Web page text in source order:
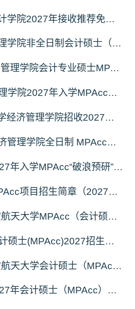
上海财经大学会计学院2027年接收推荐免试研究生（含直博生）预报名的通知
西安交通大学管理学院非全日制会计硕士（MPAcc）2027年报考指南
2027年中山大学管理学院会计专业硕士MPAcc(资本市场方向）招生开启！
西安交通大学管理学院2027年入学MPAcc项目“卓越计划”申请指南
北京航空航天大学经济管理学院招收2027年非全日制会计专业硕士（MPAcc）校园开放日活动
南京理工大学经济管理学院全日制 MPAcc停招及会计学初试科目调整通知
上海海事大学2027年入学MPAcc“破浪预研”系列招生宣讲活动正式发布
上海海事大学MPAcc项目招生简章（2027年）
2027年南京航空航天大学MPAcc（会计硕士）招生简章
华东理工大学会计硕士(MPAcc)2027招生宣传册
2027年南京航空航天大学会计硕士（MPAcc非全日制）招生简章
北京理工大学2027年会计硕士（MPAcc）招生说明（专业代码：125300）